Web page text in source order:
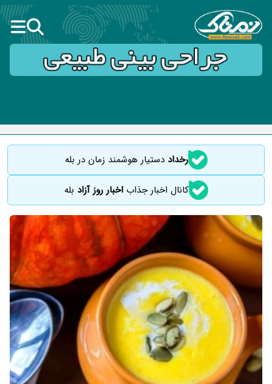
رخداددستیار هوشمند زمان در بله
کانال اخبار جذاباخبار روز آزاد بله